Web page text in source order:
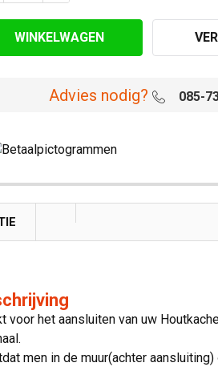
Advies nodig? 085-
het aansluiten van uw
men in de muur(achter